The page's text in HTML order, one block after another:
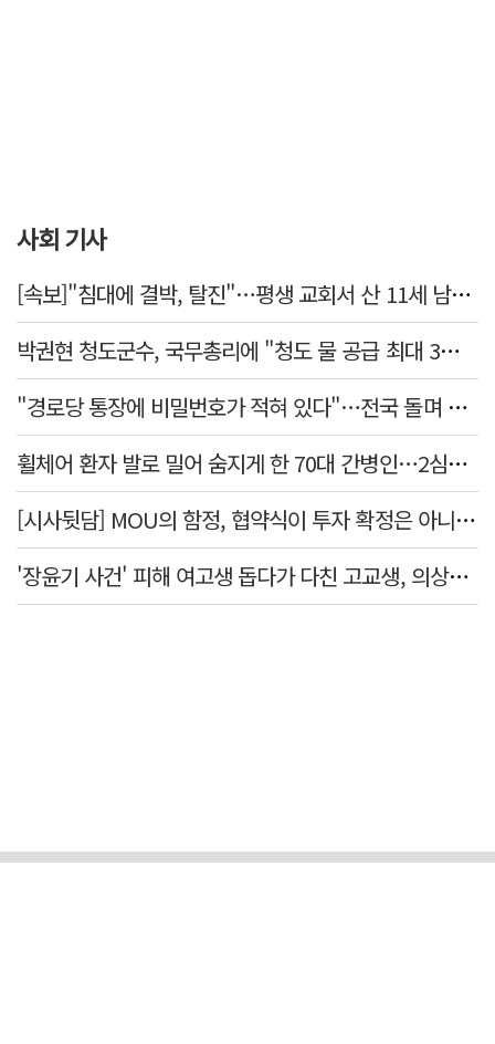
사회 기사
[속보]"침대에 결박, 탈진"…평생 교회서 산 11세 남아, 병원 이송 끝 숨져
박권현 청도군수, 국무총리에 "청도 물 공급 최대 3만t 늘려달라"
"경로당 통장에 비밀번호가 적혀 있다"…전국 돌며 경로당 13곳 턴 30대 구속
휠체어 환자 발로 밀어 숨지게 한 70대 간병인…2심도 집행유예
[시사뒷담] MOU의 함정, 협약식이 투자 확정은 아니긴 해
'장윤기 사건' 피해 여고생 돕다가 다친 고교생, 의상자 인정